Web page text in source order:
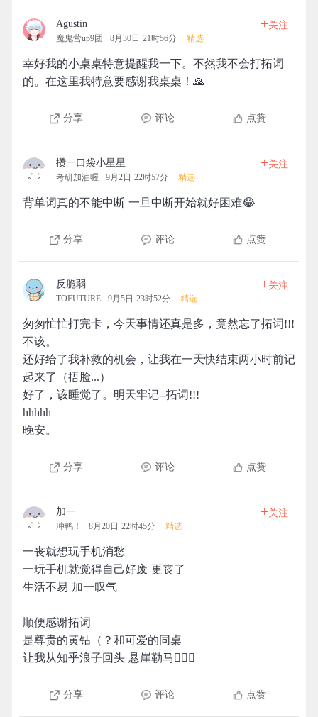
Agustin
魔鬼营up9团 8月30日 21时56分 精选
+关注
幸好我的小桌桌特意提醒我一下。不然我不会打拓词
的。在这里我特意要感谢我桌桌！🙏
分享 评论 点赞
攒一口袋小星星
考研加油喔 9月2日 22时57分 精选
+关注
背单词真的不能中断 一旦中断开始就好困难😂
分享 评论 点赞
反脆弱
TOFUTURE 9月5日 23时52分 精选
+关注
匆匆忙忙打完卡，今天事情还真是多，竟然忘了拓词!!!
不该。
还好给了我补救的机会，让我在一天快结束两小时前记
起来了（捂脸...）
好了，该睡觉了。明天牢记--拓词!!!
hhhhh
晚安。
分享 评论 点赞
加一
冲鸭！ 8月20日 22时45分 精选
+关注
一丧就想玩手机消愁
一玩手机就觉得自己好废 更丧了
生活不易 加一叹气
顺便感谢拓词
是尊贵的黄钻（？和可爱的同桌
让我从知乎浪子回头 悬崖勒马🤦🏻‍♀️
分享 评论 点赞